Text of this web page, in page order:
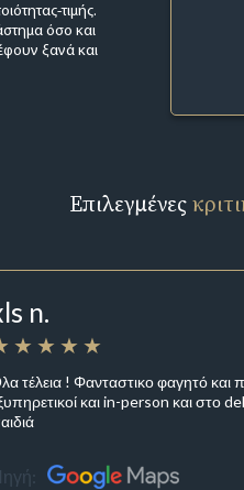
τιμής.
όσο και
ξανά και
Επιλεγμένες
n.
τέλεια ! Φανταστικο φαγητό και
και in-person και στο